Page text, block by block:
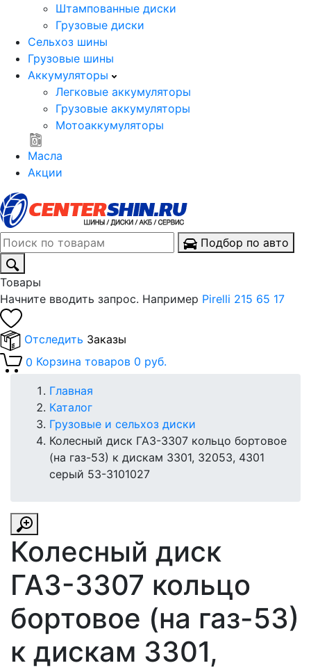
Штампованные диски
Грузовые диски
Сельхоз шины
Грузовые шины
Аккумуляторы
Легковые аккумуляторы
Грузовые аккумуляторы
Мотоаккумуляторы
Масла
Акции
Подбор по авто
Товары
Начните вводить запрос. Например Pirelli 215 65 17
Отследить Заказы
0 Корзина товаров 0 руб.
Главная
Каталог
Грузовые и сельхоз диски
Колесный диск ГАЗ-3307 кольцо бортовое
(на газ-53) к дискам 3301, 32053, 4301
серый 53-3101027
Колесный диск
ГАЗ-3307 кольцо
бортовое (на газ-53)
к дискам 3301,